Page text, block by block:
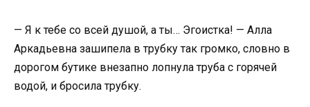
— Я к тебе со всей душой, а ты… Эгоистка! — Алла
Аркадьевна зашипела в трубку так громко, словно в
дорогом бутике внезапно лопнула труба с горячей
водой, и бросила трубку.